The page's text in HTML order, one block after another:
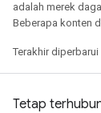
adalah merek
Beberapa konten
Terakhir diperbarui
Tetap